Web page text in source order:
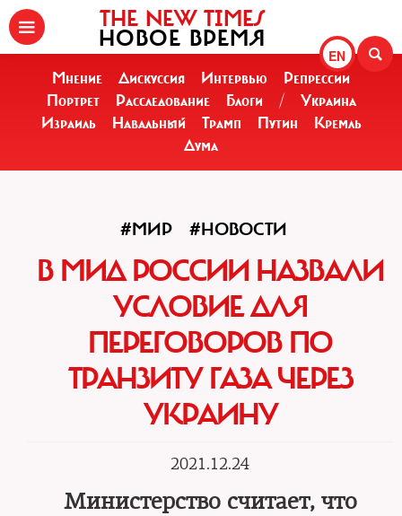
EN
THE NEW TIMES
НОВОЕ ВРЕМЯ
Мнение Дискуссия Интервью
Репрессии
Портрет
Расследование Блоги /
Украина
Израиль
Навальный Трамп Путин
Кремль
Дума
#МИР #НОВОСТИ
В МИД РОССИИ НАЗВАЛИ
УСЛОВИЕ ДЛЯ
ПЕРЕГОВОРОВ ПО
ТРАНЗИТУ ГАЗА ЧЕРЕЗ
УКРАИНУ
2021.12.24
Министерство считает, что